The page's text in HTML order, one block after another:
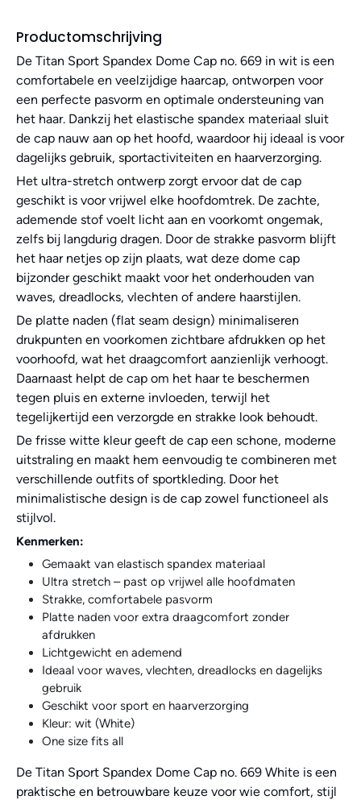
Productomschrijving
De Titan Sport Spandex Dome Cap no. 669 in wit is een
comfortabele en veelzijdige haarcap, ontworpen voor
een perfecte pasvorm en optimale ondersteuning van
het haar. Dankzij het elastische spandex materiaal sluit
de cap nauw aan op het hoofd, waardoor hij ideaal is voor
dagelijks gebruik, sportactiviteiten en haarverzorging.
Het ultra-stretch ontwerp zorgt ervoor dat de cap
geschikt is voor vrijwel elke hoofdomtrek. De zachte,
ademende stof voelt licht aan en voorkomt ongemak,
zelfs bij langdurig dragen. Door de strakke pasvorm blijft
het haar netjes op zijn plaats, wat deze dome cap
bijzonder geschikt maakt voor het onderhouden van
waves, dreadlocks, vlechten of andere haarstijlen.
De platte naden (flat seam design) minimaliseren
drukpunten en voorkomen zichtbare afdrukken op het
voorhoofd, wat het draagcomfort aanzienlijk verhoogt.
Daarnaast helpt de cap om het haar te beschermen
tegen pluis en externe invloeden, terwijl het
tegelijkertijd een verzorgde en strakke look behoudt.
De frisse witte kleur geeft de cap een schone, moderne
uitstraling en maakt hem eenvoudig te combineren met
verschillende outfits of sportkleding. Door het
minimalistische design is de cap zowel functioneel als
stijlvol.
Kenmerken:
Gemaakt van elastisch spandex materiaal
Ultra stretch – past op vrijwel alle hoofdmaten
Strakke, comfortabele pasvorm
Platte naden voor extra draagcomfort zonder
afdrukken
Lichtgewicht en ademend
Ideaal voor waves, vlechten, dreadlocks en dagelijks
gebruik
Geschikt voor sport en haarverzorging
Kleur: wit (White)
One size fits all
De Titan Sport Spandex Dome Cap no. 669 White is een
praktische en betrouwbare keuze voor wie comfort, stijl